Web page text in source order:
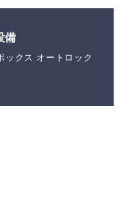
備
ックス オートロック